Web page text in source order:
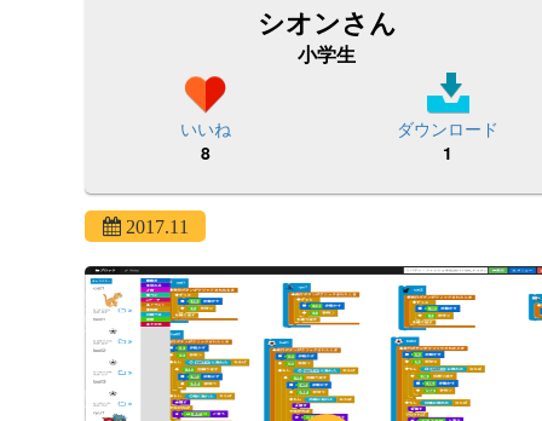
シオンさん
小学生
いいね
8
ダウンロード
1
2017.11